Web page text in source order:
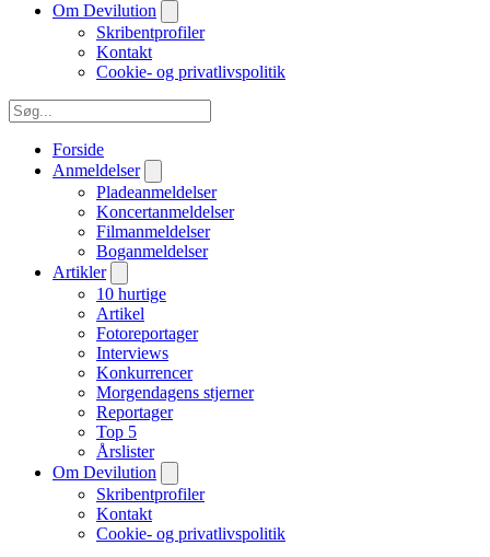
Om Devilution
Skribentprofiler
Kontakt
Cookie- og privatlivspolitik
Forside
Anmeldelser
Pladeanmeldelser
Koncertanmeldelser
Filmanmeldelser
Boganmeldelser
Artikler
10 hurtige
Artikel
Fotoreportager
Interviews
Konkurrencer
Morgendagens stjerner
Reportager
Top 5
Årslister
Om Devilution
Skribentprofiler
Kontakt
Cookie- og privatlivspolitik